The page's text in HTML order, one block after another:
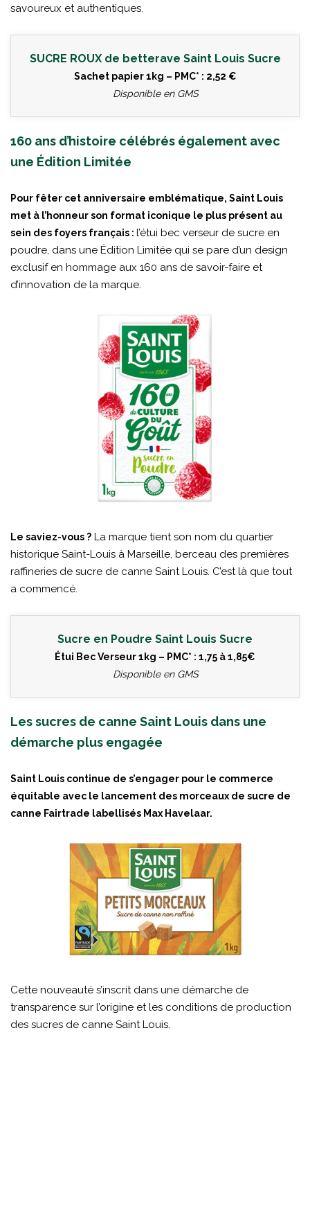
savoureux et authentiques.
SUCRE ROUX de betterave Saint Louis Sucre
Sachet papier 1kg – PMC* : 2,52 €
Disponible en GMS
160 ans d’histoire célébrés également avec
une Édition Limitée
Pour fêter cet anniversaire emblématique, Saint Louis
met à l’honneur son format iconique le plus présent au
sein des foyers français : l’étui bec verseur de sucre en
poudre, dans une Édition Limitée qui se pare d’un design
exclusif en hommage aux 160 ans de savoir-faire et
d’innovation de la marque.
Le saviez-vous ? La marque tient son nom du quartier
historique Saint-Louis à Marseille, berceau des premières
raffineries de sucre de canne Saint Louis. C’est là que tout
a commencé.
Sucre en Poudre Saint Louis Sucre
Étui Bec Verseur 1kg – PMC* : 1,75 à 1,85€
Disponible en GMS
Les sucres de canne Saint Louis dans une
démarche plus engagée
Saint Louis continue de s’engager pour le commerce
équitable avec le lancement des morceaux de sucre de
canne Fairtrade labellisés Max Havelaar.
Cette nouveauté s’inscrit dans une démarche de
transparence sur l’origine et les conditions de production
des sucres de canne Saint Louis.